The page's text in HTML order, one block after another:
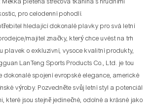
Měkká pletená strečová tkanina s hrudními
pro celodenní pohodlí.
hledající dokonalé plavky pro svá letní
majitel značky, který chce uvést na trh
plavek o exkluzivní, vysoce kvalitní produkty,
LanTeng Sports Products Co., Ltd. je tou
dokonalé spojení evropské elegance, americké
výroby. Pozvedněte svůj letní styl a potenciál
které jsou stejně jedinečné, odolné a krásné jako